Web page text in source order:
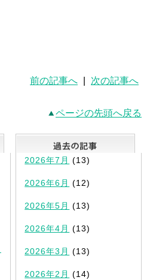
前の記事へ 次の記事へ
ページの先頭へ戻る
最新記事一覧
2026年7月 (13)
2026年6月 (12)
2026年5月 (13)
2026年4月 (13)
2026年3月 (13)
2026年2月 (14)